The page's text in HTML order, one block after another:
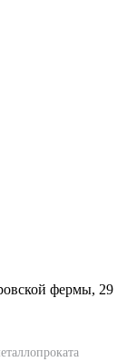
фермы, 29